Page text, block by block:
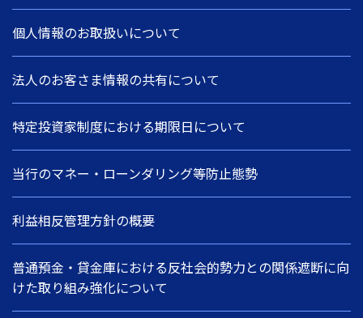
個人情報のお取扱いについて
法人のお客さま情報の共有について
特定投資家制度における期限日について
当行のマネー・ローンダリング等防止態勢
利益相反管理方針の概要
普通預金・貸金庫における反社会的勢力との関係遮断に向
けた取り組み強化について